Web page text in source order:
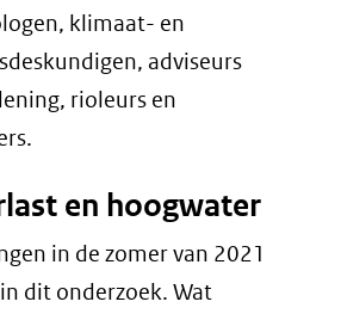
klimaat- en
adviseurs
rioleurs en
en hoogwater
in de zomer van 2021
dit onderzoek. Wat